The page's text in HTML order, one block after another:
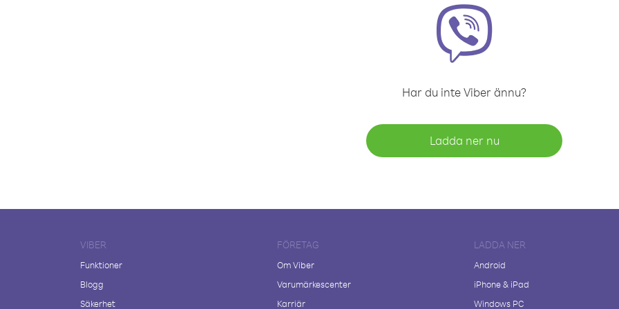
Har du inte Viber ännu?
Ladda ner nu
VIBER
Funktioner
Blogg
Säkerhet
FÖRETAG
Om Viber
Varumärkescenter
Karriär
LADDA NER
Android
iPhone & iPad
Windows PC